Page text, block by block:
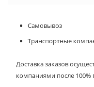
Самовывоз
Транспортные
Доставка заказов
компаниями после 100%